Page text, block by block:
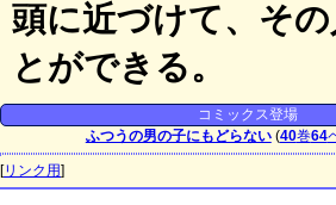
頭に近づけて、そ
とができる。
コミックス登場
ふつうの男の子にもどらない(40巻64
[リンク用]